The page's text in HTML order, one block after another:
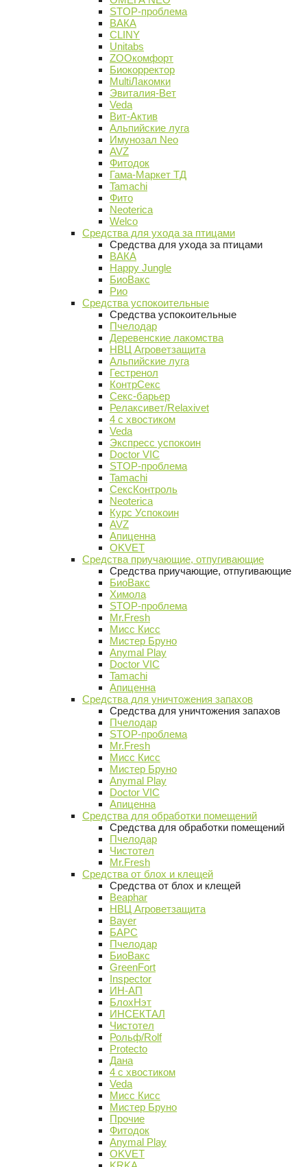
STOP-проблема
ВАКА
CLINY
Unitabs
ZOOкомфорт
Биокорректор
MultiЛакомки
Эвиталия-Вет
Veda
Вит-Актив
Альпийские луга
Имунозал Neo
AVZ
Фитодок
Гама-Маркет ТД
Tamachi
Фито
Neoterica
Welco
Средства для ухода за птицами
Средства для ухода за птицами
ВАКА
Happy Jungle
БиоВакс
Рио
Средства успокоительные
Средства успокоительные
Пчелодар
Деревенские лакомства
НВЦ Агроветзащита
Альпийские луга
Гестренол
КонтрСекс
Секс-барьер
Релаксивет/Relaxivet
4 с хвостиком
Veda
Экспресс успокоин
Doctor VIC
STOP-проблема
Tamachi
СексКонтроль
Neoterica
Курс Успокоин
AVZ
Апиценна
OKVET
Средства приучающие, отпугивающие
Средства приучающие, отпугивающие
БиоВакс
Химола
STOP-проблема
Mr.Fresh
Мисс Кисс
Мистер Бруно
Anymal Play
Doctor VIC
Tamachi
Апиценна
Средства для уничтожения запахов
Средства для уничтожения запахов
Пчелодар
STOP-проблема
Mr.Fresh
Мисс Кисс
Мистер Бруно
Anymal Play
Doctor VIC
Апиценна
Средства для обработки помещений
Средства для обработки помещений
Пчелодар
Чистотел
Mr.Fresh
Средства от блох и клещей
Средства от блох и клещей
Beaphar
НВЦ Агроветзащита
Bayer
БАРС
Пчелодар
БиоВакс
GreenFort
Inspector
ИН-АП
БлохНэт
ИНСЕКТАЛ
Чистотел
Рольф/Rolf
Protecto
Дана
4 с хвостиком
Veda
Мисс Кисс
Мистер Бруно
Прочие
Фитодок
Anymal Play
OKVET